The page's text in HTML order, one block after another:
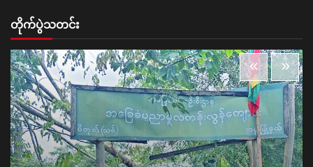
တိုက်ပွဲသတင်း